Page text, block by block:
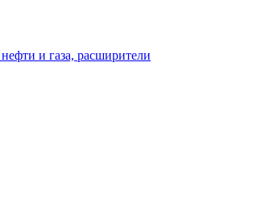
и газа, расширители